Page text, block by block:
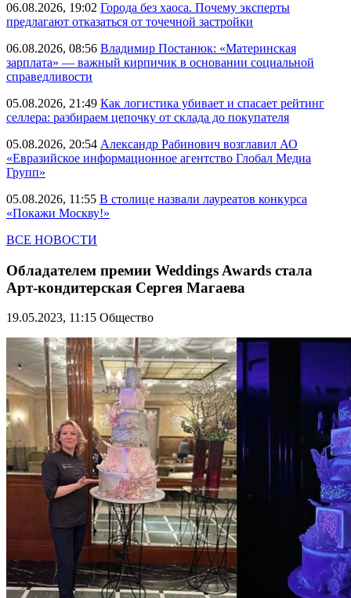
06.08.2026, 19:02 Города без хаоса. Почему эксперты
предлагают отказаться от точечной застройки
06.08.2026, 08:56 Владимир Постанюк: «Материнская
зарплата» — важный кирпичик в основании социальной
справедливости
05.08.2026, 21:49 Как логистика убивает и спасает рейтинг
селлера: разбираем цепочку от склада до покупателя
05.08.2026, 20:54 Александр Рабинович возглавил АО
«Евразийское информационное агентство Глобал Медиа
Групп»
05.08.2026, 11:55 В столице назвали лауреатов конкурса
«Покажи Москву!»
ВСЕ НОВОСТИ
Обладателем премии Weddings Awards стала
Арт-кондитерская Сергея Магаева
19.05.2023, 11:15 Общество